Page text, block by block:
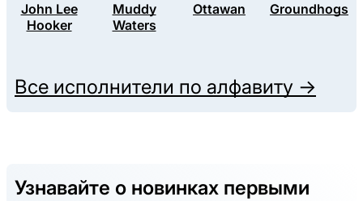
John Lee
Hooker
Muddy
Waters
Ottawan Groundhogs
Все исполнители по алфавиту →
Узнавайте о новинках первыми